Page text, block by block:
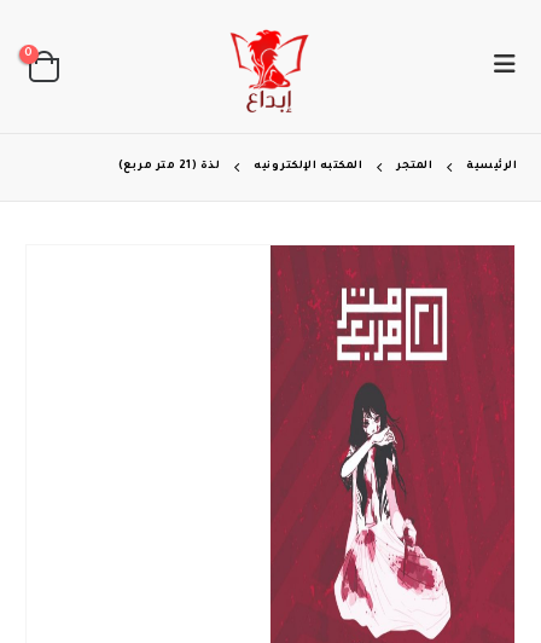
0
الرئيسية المتجر المكتبه الإلكترونيه لذة (21 متر مربع)